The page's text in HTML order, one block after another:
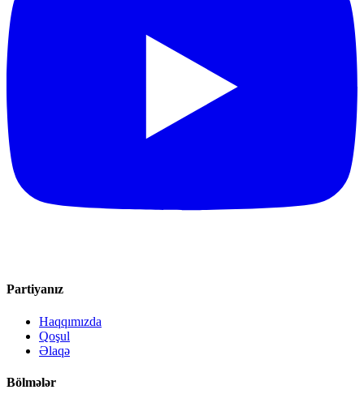
Partiyanız
Haqqımızda
Qoşul
Əlaqə
Bölmələr